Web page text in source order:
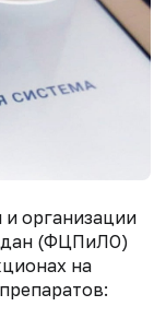
организации
(ФЦПиЛО)
на